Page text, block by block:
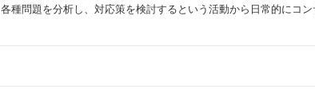
種問題を分析し、対応策を検討するという活動から日常的にコン